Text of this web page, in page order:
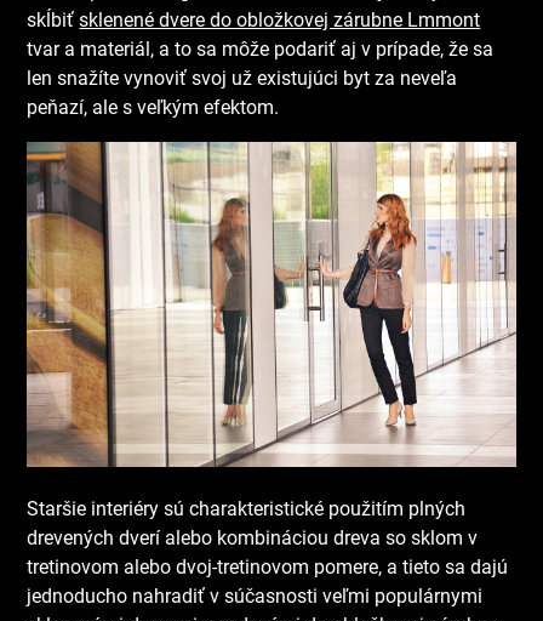
skĺbiťsklenené dvere do obložkovej zárubne Lmmont
tvar a materiál, a to sa môže podariť aj v prípade, že sa
len snažíte vynoviť svoj už existujúci byt za neveľa
peňazí, ale s veľkým efektom.
Staršie interiéry sú charakteristické použitím plných
drevených dverí alebo kombináciou dreva so sklom v
tretinovom alebo dvoj-tretinovom pomere, a tieto sa dajú
jednoducho nahradiť v súčasnosti veľmi populárnymi